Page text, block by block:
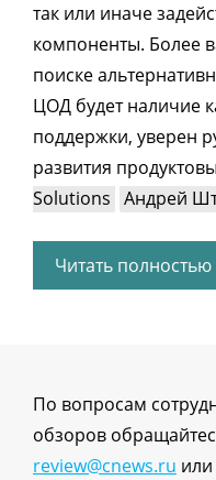
так или иначе
компоненты. Более
поиске
ЦОД будет наличие
поддержки, уверен
развития
Solutions Андрей
Читать полностью
По вопросам
обзоров
review@cnews.ru или